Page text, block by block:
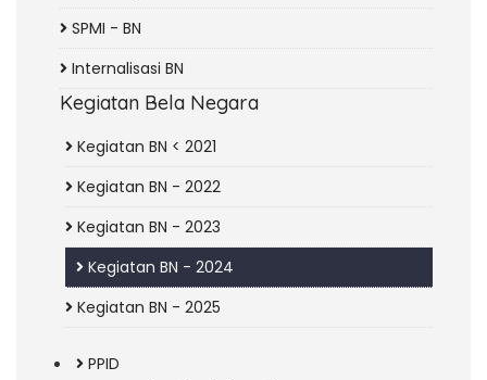
SPMI - BN
Internalisasi BN
Kegiatan Bela Negara
Kegiatan BN < 2021
Kegiatan BN - 2022
Kegiatan BN - 2023
Kegiatan BN - 2024
Kegiatan BN - 2025
PPID